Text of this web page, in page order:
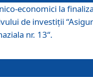
economici la
de investiții
nr. 13“.